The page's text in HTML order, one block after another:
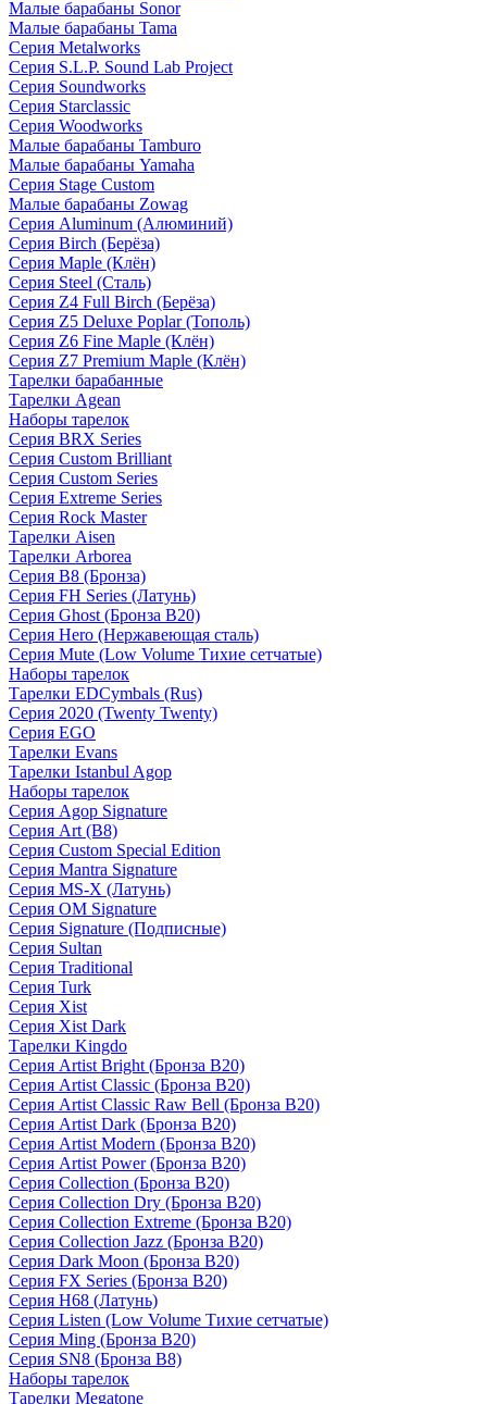
Малые барабаны Sonor
Малые барабаны Tama
Серия Metalworks
Серия S.L.P. Sound Lab Project
Серия Soundworks
Серия Starclassic
Серия Woodworks
Малые барабаны Tamburo
Малые барабаны Yamaha
Серия Stage Custom
Малые барабаны Zowag
Серия Aluminum (Алюминий)
Серия Birch (Берёза)
Серия Maple (Клён)
Серия Steel (Сталь)
Серия Z4 Full Birch (Берёза)
Серия Z5 Deluxe Poplar (Тополь)
Серия Z6 Fine Maple (Клён)
Серия Z7 Premium Maple (Клён)
Тарелки барабанные
Тарелки Agean
Наборы тарелок
Серия BRX Series
Серия Custom Brilliant
Серия Custom Series
Серия Extreme Series
Серия Rock Master
Тарелки Aisen
Тарелки Arborea
Серия B8 (Бронза)
Серия FH Series (Латунь)
Серия Ghost (Бронза B20)
Серия Hero (Нержавеющая сталь)
Серия Mute (Low Volume Тихие сетчатые)
Наборы тарелок
Тарелки EDCymbals (Rus)
Серия 2020 (Twenty Twenty)
Серия EGO
Тарелки Evans
Тарелки Istanbul Agop
Наборы тарелок
Серия Agop Signature
Серия Art (B8)
Серия Custom Special Edition
Серия Mantra Signature
Серия MS-X (Латунь)
Серия OM Signature
Серия Signature (Подписные)
Серия Sultan
Серия Traditional
Серия Turk
Серия Xist
Серия Xist Dark
Тарелки Kingdo
Серия Artist Bright (Бронза B20)
Серия Artist Classic (Бронза B20)
Серия Artist Classic Raw Bell (Бронза B20)
Серия Artist Dark (Бронза B20)
Серия Artist Modern (Бронза B20)
Серия Artist Power (Бронза B20)
Серия Collection (Бронза B20)
Серия Collection Dry (Бронза B20)
Серия Collection Extreme (Бронза B20)
Серия Collection Jazz (Бронза B20)
Серия Dark Moon (Бронза B20)
Серия FX Series (Бронза B20)
Серия H68 (Латунь)
Серия Listen (Low Volume Тихие сетчатые)
Серия Ming (Бронза B20)
Серия SN8 (Бронза B8)
Наборы тарелок
Тарелки Megatone